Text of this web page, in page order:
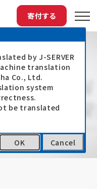
寄付する
by J-SERVER
translation
Co., Ltd.
system
be translated
OK Cancel